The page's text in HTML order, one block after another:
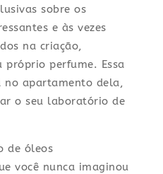
sobre os
e às vezes
na criação,
próprio perfume. Essa
no apartamento dela,
o seu laboratório de
de óleos
você nunca imaginou